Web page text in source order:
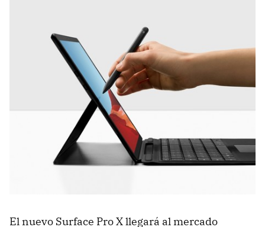
El nuevo Surface Pro X llegará al mercado